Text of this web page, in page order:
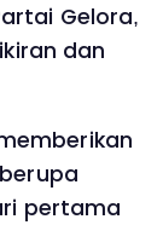
Gelora,
dan
pertama